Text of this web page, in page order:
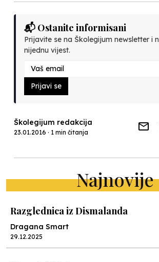
📬 Ostanite informisani
Prijavite se na Školegijum newsletter i
nijednu vijest.
Prijavi se
Školegijum redakcija
23.01.2016 · 1 min čitanja
Najnovije
Razglednica iz Dismalanda
Dragana Smart
29.12.2025